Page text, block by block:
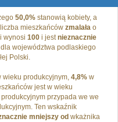
50,0% stanowią kobiety, a
mieszkańców zmalała o
wynosi 100 i jestnieznacznie
województwa podlaskiego
Polski.
wieku produkcyjnym, 4,8% w
jest w wieku
przypada we we
Ten wskaźnik
mniejszy od wkażnika